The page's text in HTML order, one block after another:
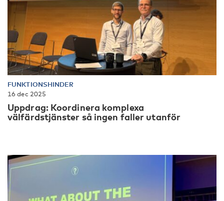
FUNKTIONSHINDER
16 dec 2025
Uppdrag: Koordinera komplexa
välfärdstjänster så ingen faller utanför